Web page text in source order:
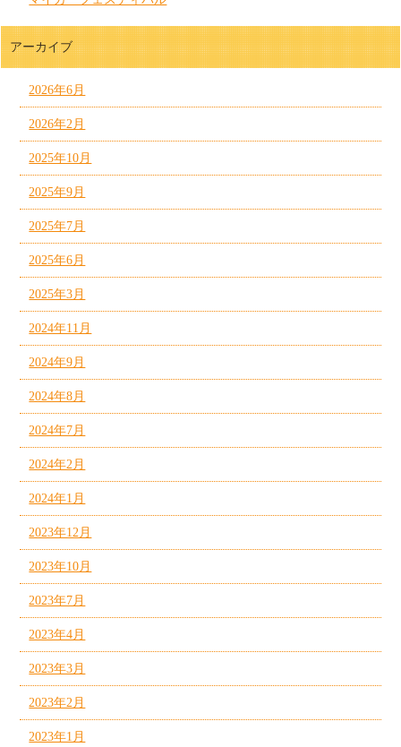
アーカイブ
2026年6月
2026年2月
2025年10月
2025年9月
2025年7月
2025年6月
2025年3月
2024年11月
2024年9月
2024年8月
2024年7月
2024年2月
2024年1月
2023年12月
2023年10月
2023年7月
2023年4月
2023年3月
2023年2月
2023年1月